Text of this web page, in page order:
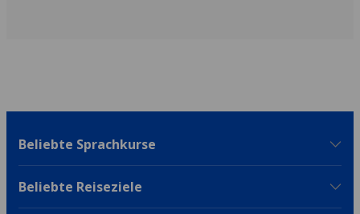
Beliebte Sprachkurse
Beliebte Reiseziele